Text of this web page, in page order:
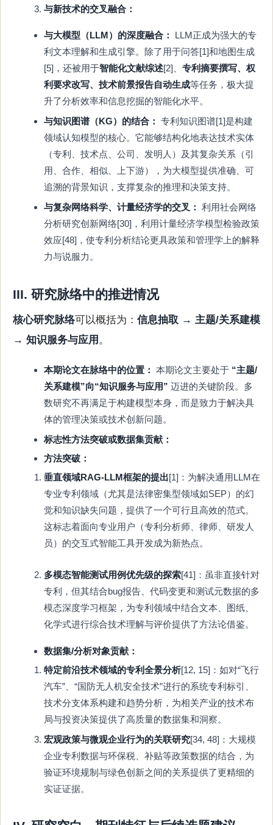
与新技术的交叉融合：
与大模型（LLM）的深度融合：
LLM正成为强大的专
利文本理解和生成引擎。除了用于问答[1]和地图生成
[5]，还被用于智能化文献综述[2]、 专利摘要撰写、权
利要求改写、技术前景报告自动生成等任务，极大提
升了分析效率和信息挖掘的智能化水平。
与知识图谱（KG）的结合： 专利知识图谱[1]是构建
领域认知模型的核心。它能够结构化地表达技术实体
（专利、技术点、公司、发明人）及其复杂关系（引
用、合作、相似、上下游），为大模型提供准确、可
追溯的背景知识，支撑复杂的推理和决策支持。
与复杂网络科学、计量经济学的交叉： 利用社会网络
分析研究创新网络[30]，利用计量经济学模型检验政策
效应[48]，使专利分析结论更具政策和管理学上的解释
力与说服力。
III. 研究脉络中的推进情况
核心研究脉络可以概括为： 信息抽取 → 主题/关系建模
→ 知识服务与应用 。
本期论文在脉络中的位置： 本期论文主要处于 “主题/
关系建模”向“知识服务与应用” 迈进的关键阶段。多
数研究不再满足于构建模型本身，而是致力于解决具
体的管理决策或技术创新问题。
标志性方法突破或数据集贡献：
方法突破：
垂直领域RAG-LLM框架的提出[1]：为解决通用LLM在
专业专利领域（尤其是法律密集型领域如SEP）的幻
觉和知识缺失问题，提供了一个可行且高效的范式。
这标志着面向专业用户（专利分析师、律师、研发人
员）的交互式智能工具开发成为新热点。
多模态智能测试用例优先级的探索[41]：虽非直接针对
专利，但其结合bug报告、代码变更和测试元数据的多
模态深度学习框架，为专利领域中结合文本、图纸、
化学式进行综合技术理解与评价提供了方法论借鉴。
数据集/分析对象贡献：
特定前沿技术领域的专利全景分析[12, 15]：如对“飞行
汽车”、“国防无人机安全技术”进行的系统专利标引、
技术分支体系构建和趋势分析，为相关产业的技术布
局与投资决策提供了高质量的数据集和洞察。
宏观政策与微观企业行为的关联研究[34, 48]：大规模
企业专利数据与环保税、补贴等政策数据的结合，为
验证环境规制与绿色创新之间的关系提供了更精细的
实证证据。